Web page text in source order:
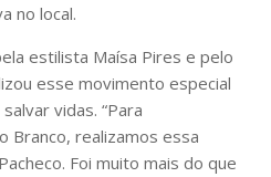
no local.
estilista Maísa Pires e pelo
esse movimento especial
vidas. “Para
Branco, realizamos essa
Foi muito mais do que